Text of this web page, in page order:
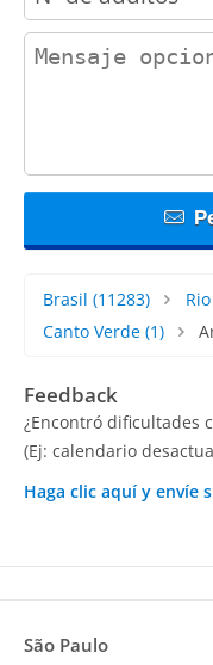
contact_message
Brasil (11283)
Canto Verde (1)
Feedback
¿Encontró dificultades
(Ej: calendario
Haga clic aquí y envíe
São Paulo